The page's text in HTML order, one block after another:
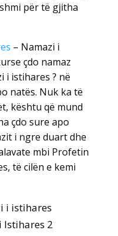
për të gjitha
– Namazi i
çdo namaz
i istihares ? në
natës. Nuk ka të
kështu që mund
çdo sure apo
i ngre duart dhe
mbi Profetin
të cilën e kemi
Istihares 2